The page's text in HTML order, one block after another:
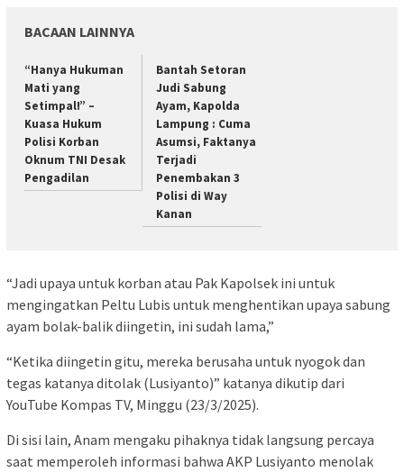
BACAAN LAINNYA
“Hanya Hukuman
Mati yang
Setimpal!” –
Kuasa Hukum
Polisi Korban
Oknum TNI Desak
Pengadilan
Bantah Setoran
Judi Sabung
Ayam, Kapolda
Lampung : Cuma
Asumsi, Faktanya
Terjadi
Penembakan 3
Polisi di Way
Kanan
“Jadi upaya untuk korban atau Pak Kapolsek ini untuk
mengingatkan Peltu Lubis untuk menghentikan upaya sabung
ayam bolak-balik diingetin, ini sudah lama,”
“Ketika diingetin gitu, mereka berusaha untuk nyogok dan
tegas katanya ditolak (Lusiyanto)” katanya dikutip dari
YouTube Kompas TV, Minggu (23/3/2025).
Di sisi lain, Anam mengaku pihaknya tidak langsung percaya
saat memperoleh informasi bahwa AKP Lusiyanto menolak